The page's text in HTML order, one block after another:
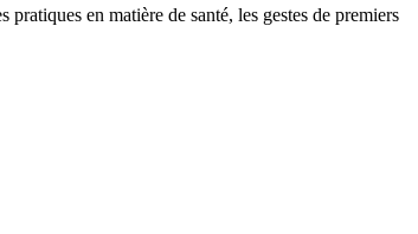
en matière de santé, les gestes de premiers